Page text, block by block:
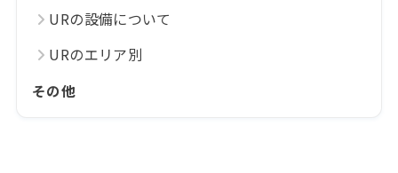
URの設備について
URのエリア別
その他